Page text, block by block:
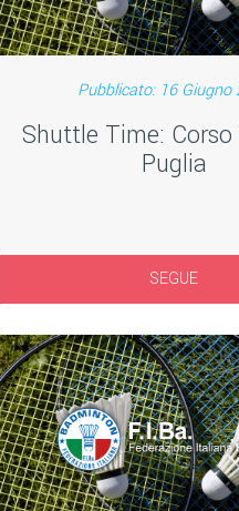
Pubblicato: 16 Giugno
Shuttle Time:
Puglia
SEGUE